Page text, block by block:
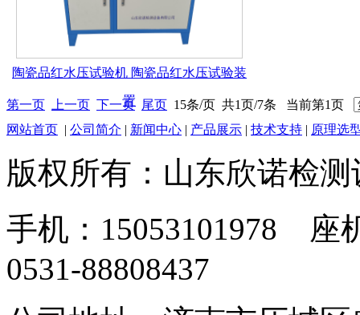
陶瓷品红水压试验机 陶瓷品红水压试验装
置
第一页 上一页 下一页 尾页 15条/页 共1页/7条 当前第1页
网站首页 | 公司简介 | 新闻中心 | 产品展示 | 技术支持 | 原理选
版权所有：山东欣诺检
手机：15053101978 座
0531-88808437